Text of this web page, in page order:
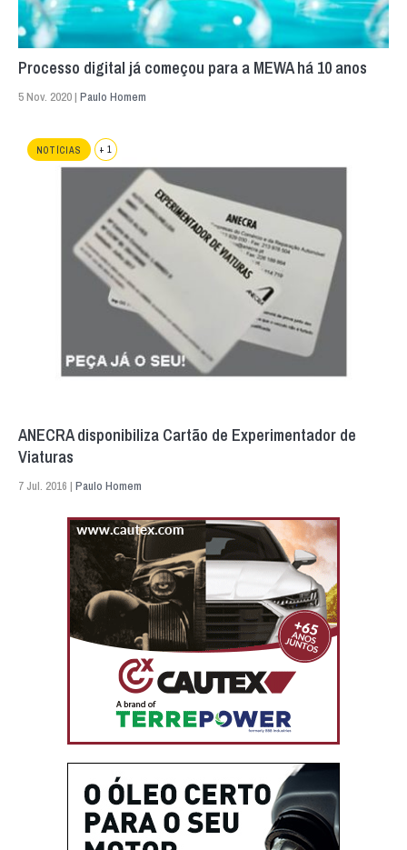
Processo digital já começou para a MEWA há 10 anos
5 Nov. 2020 | Paulo Homem
NOTÍCIAS + 1
ANECRA disponibiliza Cartão de Experimentador de
Viaturas
7 Jul. 2016 | Paulo Homem